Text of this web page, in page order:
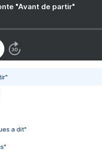
"Avant de partir"
a dit"